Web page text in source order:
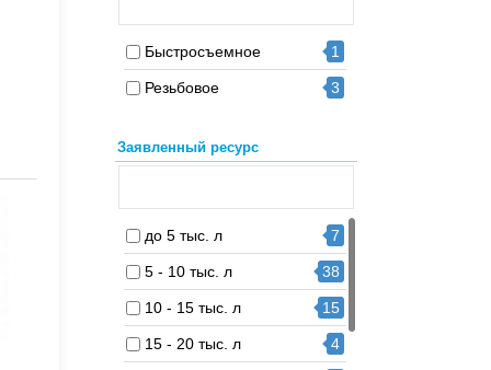
Украина 14
Быстросъемное 1
Резьбовое 3
Заявленный ресурс
до 5 тыс. л 7
5 - 10 тыс. л 38
10 - 15 тыс. л 15
15 - 20 тыс. л 4